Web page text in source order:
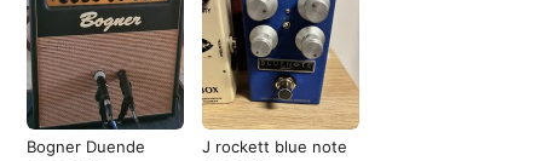
Bogner Duende
J rockett blue note